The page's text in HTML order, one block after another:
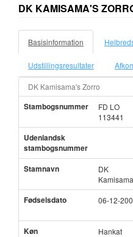
DK KAMISAMA'S
Basisinformation
Udstillingsresultater
DK Kamisama's Zorro
Stambogsnummer
FD LO
113441
Udenlandsk
stambogsnummer
Stamnavn
DK
Fødselsdato
06-12-
Køn Hankat